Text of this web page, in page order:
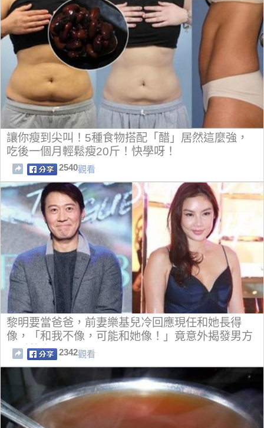
讓你瘦到尖叫！5種食物搭配「醋」居然這麼強，
吃後一個月輕鬆瘦20斤！快學呀！
2540觀看
黎明要當爸爸，前妻樂基兒冷回應現任和她長得
像，「和我不像，可能和她像！」竟意外揭發男方
最愛的人！2342觀看